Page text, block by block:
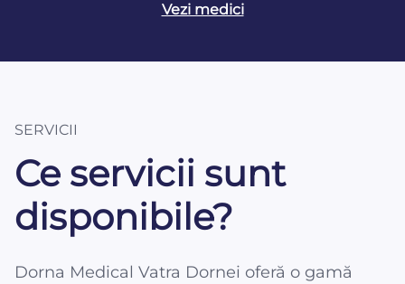
Vezi medici
SERVICII
Ce servicii sunt
disponibile?
Dorna Medical Vatra Dornei oferă o gamă